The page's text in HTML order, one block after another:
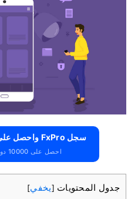
سجل FxPro واحصل على 10000 دولار مجانًا
احصل على 10000 دولار مجانًا للمبتدئين
جدول المحتويات [يخفي]